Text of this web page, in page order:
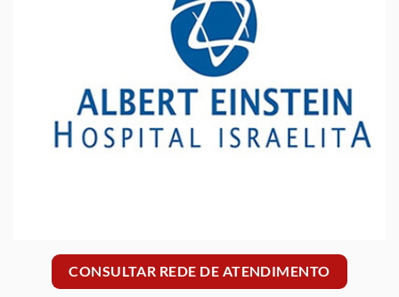
CONSULTAR REDE DE ATENDIMENTO